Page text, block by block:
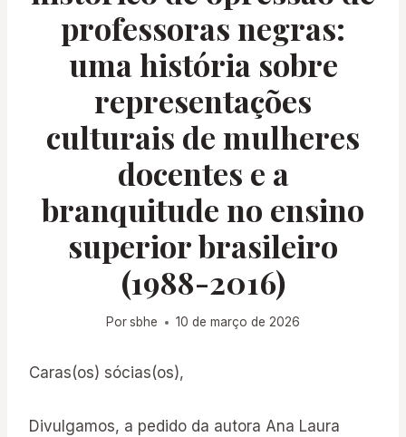
professoras negras:
uma história sobre
representações
culturais de mulheres
docentes e a
branquitude no ensino
superior brasileiro
(1988-2016)
Porsbhe 10 de março de 2026
Caras(os) sócias(os),
Divulgamos, a pedido da autora Ana Laura